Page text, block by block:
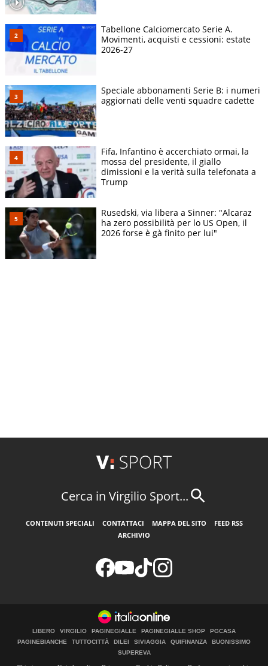
Tabellone Calciomercato Serie A.
Movimenti, acquisti e cessioni: estate
2026-27
Speciale abbonamenti Serie B: i numeri
aggiornati delle venti squadre cadette
Fifa, Infantino è accerchiato ormai, la
mossa del presidente, il giallo
dimissioni e la verità sulla telefonata a
Trump
Rusedski, via libera a Sinner: "Alcaraz
ha zero possibilità per lo US Open, il
2026 forse è gà finito per lui"
Cerca in Virgilio Sport...
CONTENUTI SPECIALI CONTATTACI MAPPA DEL SITO
FEED RSS
ARCHIVIO
LIBERO VIRGILIO PAGINEGIALLE PAGINEGIALLE SHOP
PGCASA
PAGINEBIANCHE
TUTTOCITTÀ DILEI SIVIAGGIA QUIFINANZA
BUONISSIMO
SUPEREVA